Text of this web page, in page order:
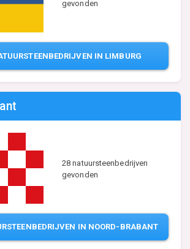
gevonden
IN LIMBURG
28 natuursteenbedrijven
gevonden
IN NOORD-BRABANT